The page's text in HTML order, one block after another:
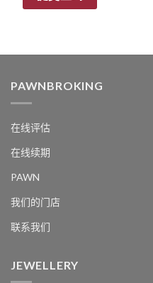
PAWNBROKING
在线评估
在线续期
PAWN
我们的门店
联系我们
JEWELLERY